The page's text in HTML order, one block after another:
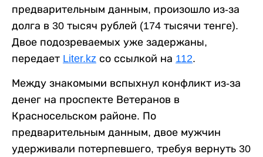
предварительным данным, произошло из-за
долга в 30 тысяч рублей (174 тысячи тенге).
Двое подозреваемых уже задержаны,
передает Liter.kz со ссылкой на 112.
Между знакомыми вспыхнул конфликт из-за
денег на проспекте Ветеранов в
Красносельском районе. По
предварительным данным, двое мужчин
удерживали потерпевшего, требуя вернуть 30